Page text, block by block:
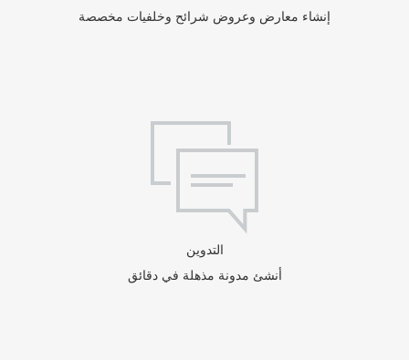
إنشاء معارض وعروض شرائح وخلفيات مخصصة
التدوين
أنشئ مدونة مذهلة في دقائق